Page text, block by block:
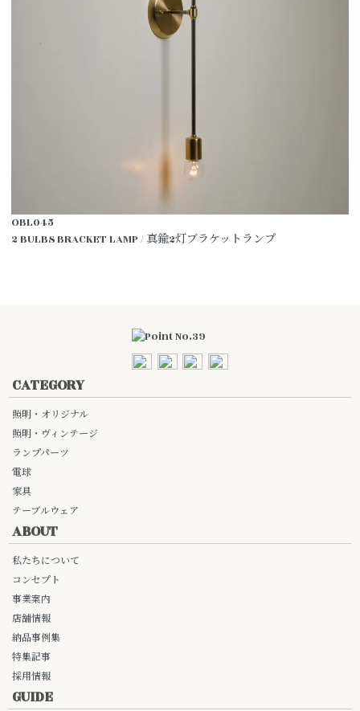
OBL045
2 BULBS BRACKET LAMP / 真鍮2灯ブラケットランプ
CATEGORY
照明・オリジナル
照明・ヴィンテージ
ランプパーツ
電球
家具
テーブルウェア
ABOUT
私たちについて
コンセプト
事業案内
店舗情報
納品事例集
特集記事
採用情報
GUIDE